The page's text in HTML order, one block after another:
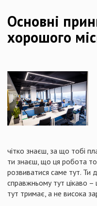
Основні
хорошого
чітко знаєш, за що тобі
ти знаєш, що ця робота
розвиватися саме тут.
справжньому тут цікаво –
тут тримає, а не висока